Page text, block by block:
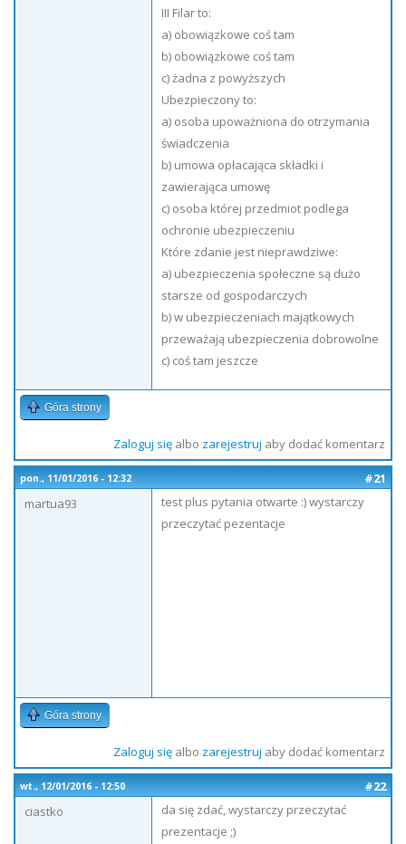
III Filar to:
a) obowiązkowe coś tam
b) obowiązkowe coś tam
c) żadna z powyższych
Ubezpieczony to:
a) osoba upoważniona do otrzymania
świadczenia
b) umowa opłacająca składki i
zawierająca umowę
c) osoba której przedmiot podlega
ochronie ubezpieczeniu
Które zdanie jest nieprawdziwe:
a) ubezpieczenia społeczne są dużo
starsze od gospodarczych
b) w ubezpieczeniach majątkowych
przeważają ubezpieczenia dobrowolne
c) coś tam jeszcze
Góra strony
Zaloguj sięalbo zarejestruj aby dodać komentarz
pon., 11/01/2016 - 12:32
#21
martua93
test plus pytania otwarte :) wystarczy
przeczytać pezentacje
Góra strony
Zaloguj sięalbo zarejestruj aby dodać komentarz
wt., 12/01/2016 - 12:50
#22
ciastko
da się zdać, wystarczy przeczytać
prezentacje ;)